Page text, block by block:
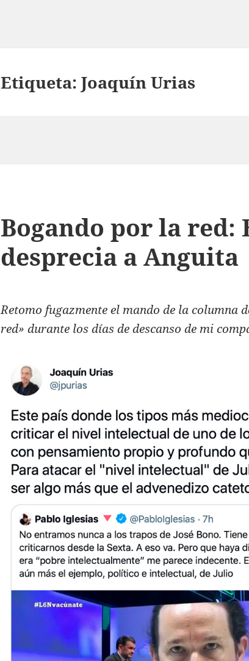
Etiqueta:Joaquín Urias
Bogando por la red:
desprecia a Anguita
Retomo fugazmente el mando de la columna
red» durante los días de descanso de mi